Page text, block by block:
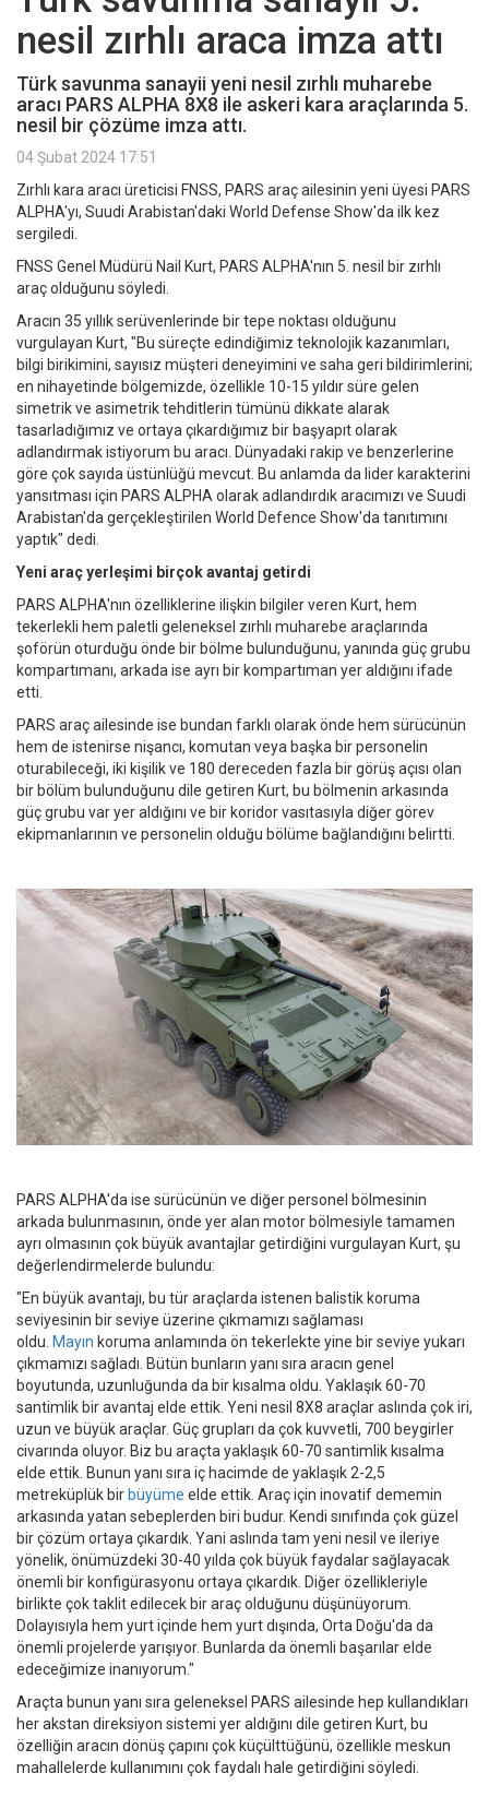
nesil zırhlı araca imza attı
Türk savunma sanayii yeni nesil zırhlı muharebe
aracı PARS ALPHA 8X8 ile askeri kara araçlarında 5.
nesil bir çözüme imza attı.
04 Şubat 2024 17:51
Zırhlı kara aracı üreticisi FNSS, PARS araç ailesinin yeni üyesi PARS
ALPHA'yı, Suudi Arabistan'daki World Defense Show'da ilk kez
sergiledi.
FNSS Genel Müdürü Nail Kurt, PARS ALPHA'nın 5. nesil bir zırhlı
araç olduğunu söyledi.
Aracın 35 yıllık serüvenlerinde bir tepe noktası olduğunu
vurgulayan Kurt, "Bu süreçte edindiğimiz teknolojik kazanımları,
bilgi birikimini, sayısız müşteri deneyimini ve saha geri bildirimlerini;
en nihayetinde bölgemizde, özellikle 10-15 yıldır süre gelen
simetrik ve asimetrik tehditlerin tümünü dikkate alarak
tasarladığımız ve ortaya çıkardığımız bir başyapıt olarak
adlandırmak istiyorum bu aracı. Dünyadaki rakip ve benzerlerine
göre çok sayıda üstünlüğü mevcut. Bu anlamda da lider karakterini
yansıtması için PARS ALPHA olarak adlandırdık aracımızı ve Suudi
Arabistan'da gerçekleştirilen World Defence Show'da tanıtımını
yaptık" dedi.
Yeni araç yerleşimi birçok avantaj getirdi
PARS ALPHA'nın özelliklerine ilişkin bilgiler veren Kurt, hem
tekerlekli hem paletli geleneksel zırhlı muharebe araçlarında
şoförün oturduğu önde bir bölme bulunduğunu, yanında güç grubu
kompartımanı, arkada ise ayrı bir kompartıman yer aldığını ifade
etti.
PARS araç ailesinde ise bundan farklı olarak önde hem sürücünün
hem de istenirse nişancı, komutan veya başka bir personelin
oturabileceği, iki kişilik ve 180 dereceden fazla bir görüş açısı olan
bir bölüm bulunduğunu dile getiren Kurt, bu bölmenin arkasında
güç grubu var yer aldığını ve bir koridor vasıtasıyla diğer görev
ekipmanlarının ve personelin olduğu bölüme bağlandığını belirtti.
PARS ALPHA'da ise sürücünün ve diğer personel bölmesinin
arkada bulunmasının, önde yer alan motor bölmesiyle tamamen
ayrı olmasının çok büyük avantajlar getirdiğini vurgulayan Kurt, şu
değerlendirmelerde bulundu:
"En büyük avantajı, bu tür araçlarda istenen balistik koruma
seviyesinin bir seviye üzerine çıkmamızı sağlaması
oldu. Mayın koruma anlamında ön tekerlekte yine bir seviye yukarı
çıkmamızı sağladı. Bütün bunların yanı sıra aracın genel
boyutunda, uzunluğunda da bir kısalma oldu. Yaklaşık 60-70
santimlik bir avantaj elde ettik. Yeni nesil 8X8 araçlar aslında çok iri,
uzun ve büyük araçlar. Güç grupları da çok kuvvetli, 700 beygirler
civarında oluyor. Biz bu araçta yaklaşık 60-70 santimlik kısalma
elde ettik. Bunun yanı sıra iç hacimde de yaklaşık 2-2,5
metreküplük bir büyüme elde ettik. Araç için inovatif dememin
arkasında yatan sebeplerden biri budur. Kendi sınıfında çok güzel
bir çözüm ortaya çıkardık. Yani aslında tam yeni nesil ve ileriye
yönelik, önümüzdeki 30-40 yılda çok büyük faydalar sağlayacak
önemli bir konfigürasyonu ortaya çıkardık. Diğer özellikleriyle
birlikte çok taklit edilecek bir araç olduğunu düşünüyorum.
Dolayısıyla hem yurt içinde hem yurt dışında, Orta Doğu'da da
önemli projelerde yarışıyor. Bunlarda da önemli başarılar elde
edeceğimize inanıyorum."
Araçta bunun yanı sıra geleneksel PARS ailesinde hep kullandıkları
her akstan direksiyon sistemi yer aldığını dile getiren Kurt, bu
özelliğin aracın dönüş çapını çok küçülttüğünü, özellikle meskun
mahallelerde kullanımını çok faydalı hale getirdiğini söyledi.